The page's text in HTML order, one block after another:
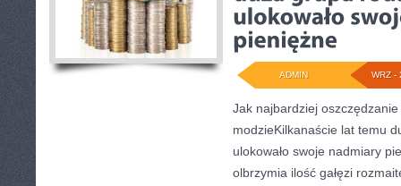
WRZ -
ADMIN
Jak najbardziej oszczędzanie
modzieKilkanaście lat temu
ulokowało swoje nadmiary
olbrzymia ilość gałęzi